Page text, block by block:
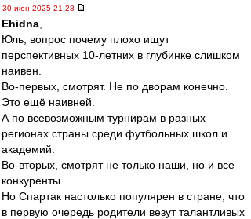
30 июн 2025 21:28
Ehidna
Юль, вопрос почему плохо ищут
перспективных 10-летних в глубинке слишком
наивен.
Во-первых, смотрят. Не по дворам конечно.
Это ещё наивней.
А по всевозможным турнирам в разных
регионах страны среди футбольных школ и
академий.
Во-вторых, смотрят не только наши, но и все
конкуренты.
Но Спартак настолько популярен в стране, что
в первую очередь родители везут талантливых